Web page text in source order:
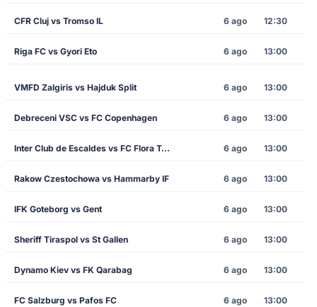
CFR Cluj vs Tromso IL 6 ago 12:30
Riga FC vs Gyori Eto 6 ago 13:00
VMFD Zalgiris vs Hajduk Split 6 ago 13:00
Debreceni VSC vs FC Copenhagen 6 ago 13:00
Inter Club de Escaldes vs FC Flora Tallinn 6 ago 13:00
Rakow Czestochowa vs Hammarby IF 6 ago 13:00
IFK Goteborg vs Gent 6 ago 13:00
Sheriff Tiraspol vs St Gallen 6 ago 13:00
Dynamo Kiev vs FK Qarabag 6 ago 13:00
FC Salzburg vs Pafos FC 6 ago 13:00